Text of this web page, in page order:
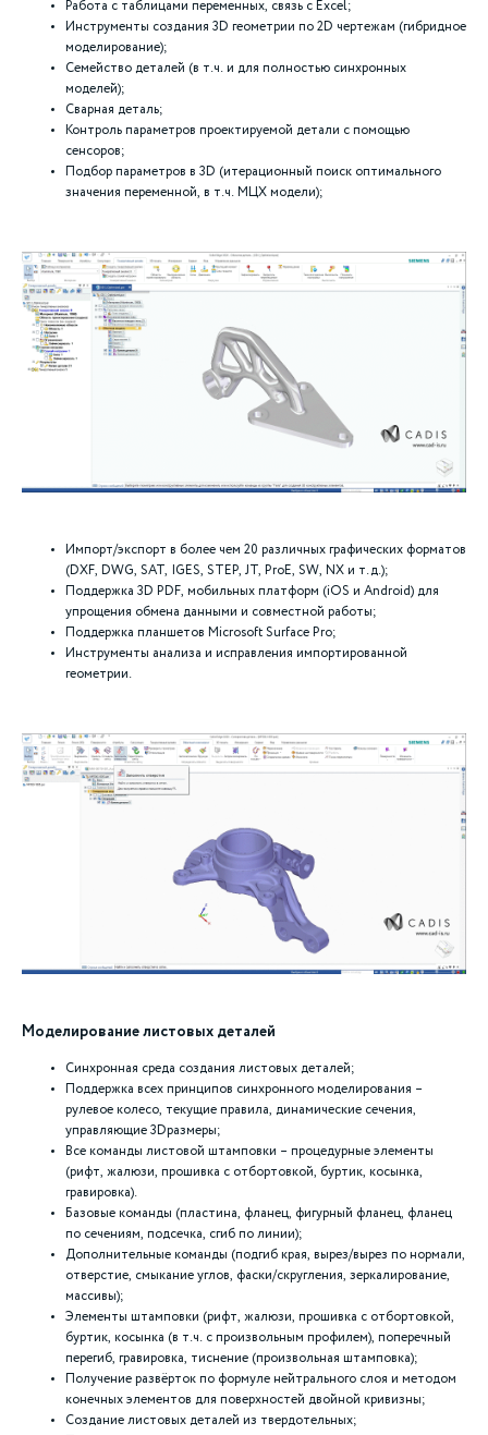
Работа с таблицами переменных, связь с Excel;
Инструменты создания 3D геометрии по 2D чертежам (гибридное
моделирование);
Семейство деталей (в т.ч. и для полностью синхронных
моделей);
Сварная деталь;
Контроль параметров проектируемой детали с помощью
сенсоров;
Подбор параметров в 3D (итерационный поиск оптимального
значения переменной, в т.ч. МЦХ модели);
Импорт/экспорт в более чем 20 различных графических форматов
(DXF, DWG, SAT, IGES, STEP, JT, ProE, SW, NX и т.д.);
Поддержка 3D PDF, мобильных платформ (iOS и Android) для
упрощения обмена данными и совместной работы;
Поддержка планшетов Microsoft Surface Pro;
Инструменты анализа и исправления импортированной
геометрии.
Моделирование листовых деталей
Синхронная среда создания листовых деталей;
Поддержка всех принципов синхронного моделирования –
рулевое колесо, текущие правила, динамические сечения,
управляющие 3Dразмеры;
Все команды листовой штамповки – процедурные элементы
(рифт, жалюзи, прошивка с отбортовкой, буртик, косынка,
гравировка).
Базовые команды (пластина, фланец, фигурный фланец, фланец
по сечениям, подсечка, сгиб по линии);
Дополнительные команды (подгиб края, вырез/вырез по нормали,
отверстие, смыкание углов, фаски/скругления, зеркалирование,
массивы);
Элементы штамповки (рифт, жалюзи, прошивка с отбортовкой,
буртик, косынка (в т.ч. с произвольным профилем), поперечный
перегиб, гравировка, тиснение (произвольная штамповка);
Получение развёрток по формуле нейтрального слоя и методом
конечных элементов для поверхностей двойной кривизны;
Создание листовых деталей из твердотельных;